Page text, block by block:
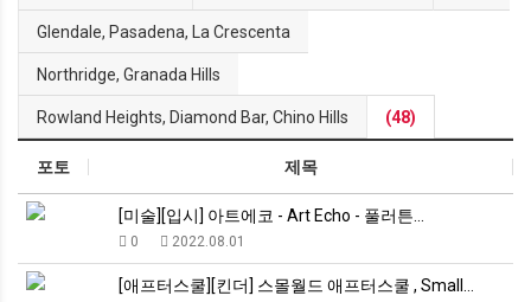
Glendale, Pasadena, La Crescenta
Northridge, Granada Hills
Rowland Heights, Diamond Bar, Chino Hills (48)
포토 제목
[미술][입시] 아트에코 - Art Echo - 풀러튼…
0 2022.08.01
[애프터스쿨][킨더] 스몰월드 애프터스쿨 , Small…